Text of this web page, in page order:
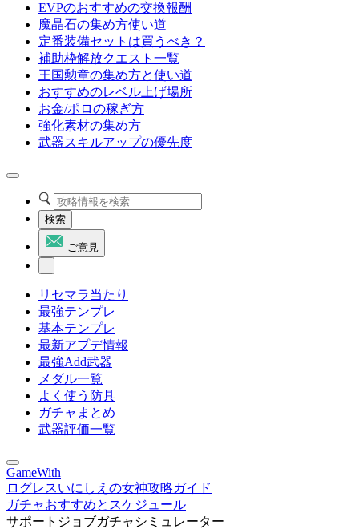
EVPのおすすめの交換報酬
魔晶石の集め方使い道
定番装備セットは買うべき？
補助枠解放クエスト一覧
王国勲章の集め方と使い道
おすすめのレベル上げ場所
お金/ポロの稼ぎ方
強化素材の集め方
武器スキルアップの優先度
検索
ご意見
リセマラ当たり
最強テンプレ
基本テンプレ
最新アプデ情報
最強Add武器
メダル一覧
よく使う防具
ガチャまとめ
武器評価一覧
GameWith
ログレスいにしえの女神攻略ガイド
ガチャおすすめとスケジュール
サポートジョブガチャシミュレーター